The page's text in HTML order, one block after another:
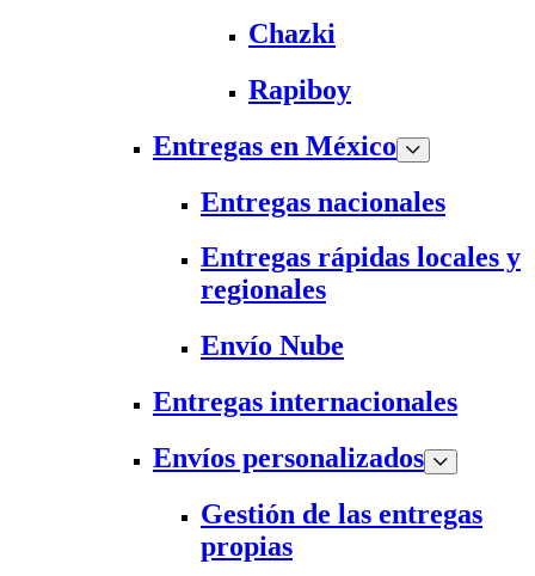
Chazki
Rapiboy
Entregas en México
Entregas nacionales
Entregas rápidas locales y
regionales
Envío Nube
Entregas internacionales
Envíos personalizados
Gestión de las entregas
propias